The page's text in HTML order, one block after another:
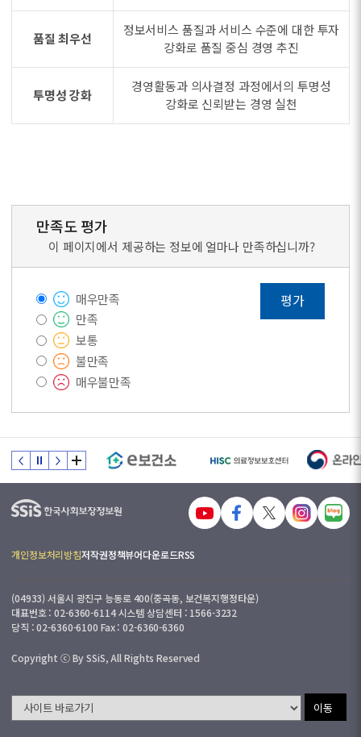
품질 최우선
정보서비스 품질과 서비스 수준에 대한 투자
강화로 품질 중심 경영 추진
투명성 강화
경영활동과 의사결정 과정에서의 투명성
강화로 신뢰받는 경영 실천
만족도 평가
이 페이지에서 제공하는 정보에 얼마나 만족하십니까?
매우만족
만족
보통
불만족
매우불만족
평가
개인정보처리방침저작권정책뷰어다운로드RSS
(04933) 서울시 광진구 능동로 400(중곡동, 보건복지행정타운)
대표번호 : 02-6360-6114 시스템 상담센터 : 1566-3232
당직 : 02-6360-6100 Fax : 02-6360-6360
Copyright ⓒ By SSiS, All Rights Reserved
이동